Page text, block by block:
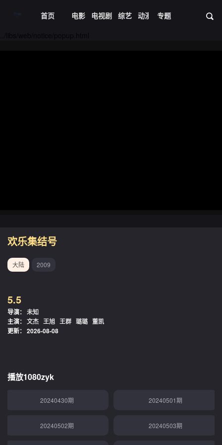
首页 电影 电视剧 综艺 动漫 短剧大全 资
专题
欢乐集结号
大陆 2009
5.5
导演： 未知
主演： 文杰 王旭 王群 璐璐 董凯
更新： 2026-08-08
播放1080zyk
20240424期
20240428期
20240430期 20240501期
20240502期 20240503期